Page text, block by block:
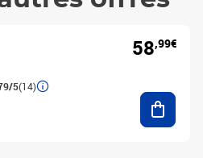
5(14)
58,99€